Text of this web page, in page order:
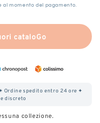
al momento del pagamento.
cataloGo
Ordine spedito entro 24 ore ✦
discreto
collezione.